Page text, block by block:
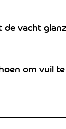
vacht
om vuil